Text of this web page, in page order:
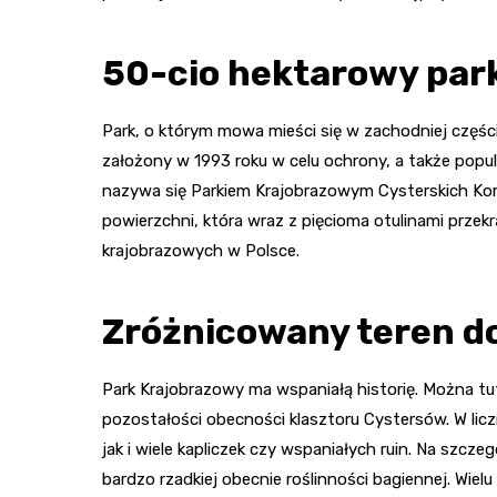
50-cio hektarowy
Park, o którym mowa mieści się w zachodniej
założony w 1993 roku w celu ochrony, a także
nazywa się Parkiem Krajobrazowym Cysterskich
powierzchni, która wraz z pięcioma otulinami
krajobrazowych w Polsce.
Zróżnicowany teren
Park Krajobrazowy ma wspaniałą historię. Można
pozostałości obecności klasztoru Cystersów. W
jak i wiele kapliczek czy wspaniałych ruin. Na
bardzo rzadkiej obecnie roślinności bagiennej.